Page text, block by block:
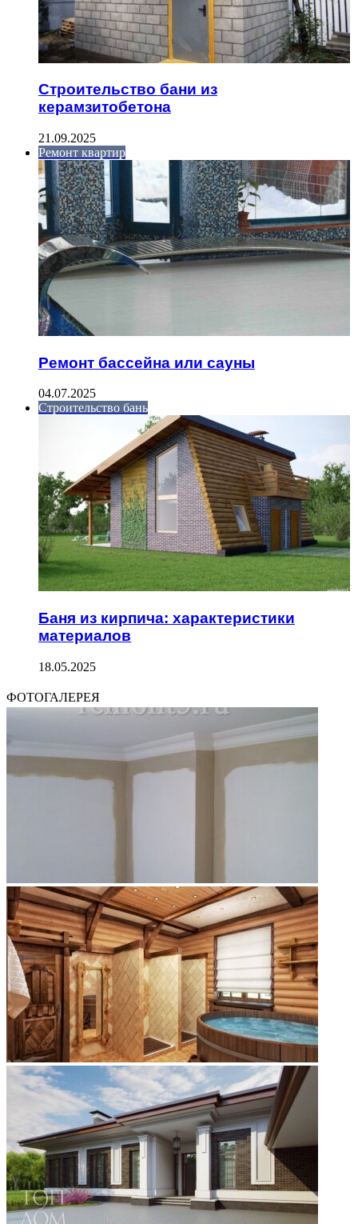
Строительство бани из
керамзитобетона
21.09.2025
Ремонт квартир
Ремонт бассейна или сауны
04.07.2025
Строительство бань
Баня из кирпича: характеристики
материалов
18.05.2025
ФОТОГАЛЕРЕЯ